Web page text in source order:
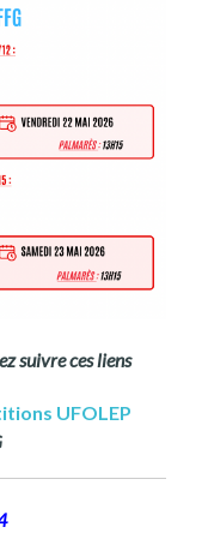
suivre ces liens
UFOLEP